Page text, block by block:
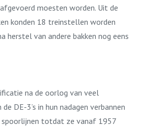
moesten worden. Uit de
konden 18 treinstellen worden
herstel van andere bakken nog eens
na de oorlog van veel
DE-3’s in hun nadagen verbannen
spoorlijnen totdat ze vanaf 1957